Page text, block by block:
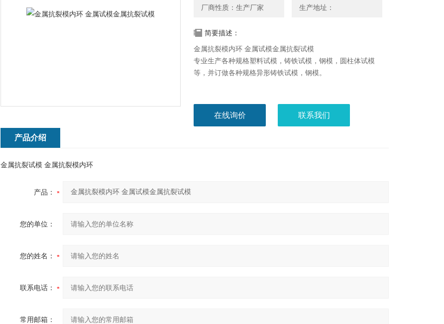
厂商性质：生产厂家 生产地址：
简要描述：
金属抗裂模内环 金属试模金属抗裂试模
专业生产各种规格塑料试模，铸铁试模，钢模，圆柱体试模
等，并订做各种规格异形铸铁试模，钢模。
在线询价 联系我们
产品介绍
金属抗裂试模 金属抗裂模内环
产品：
您的单位：
您的姓名：
联系电话：
常用邮箱：